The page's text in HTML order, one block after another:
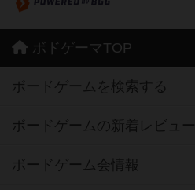
ボドゲーマTOP
ボードゲームを検索する
ボードゲームの新着レビュー
ボードゲーム会情報